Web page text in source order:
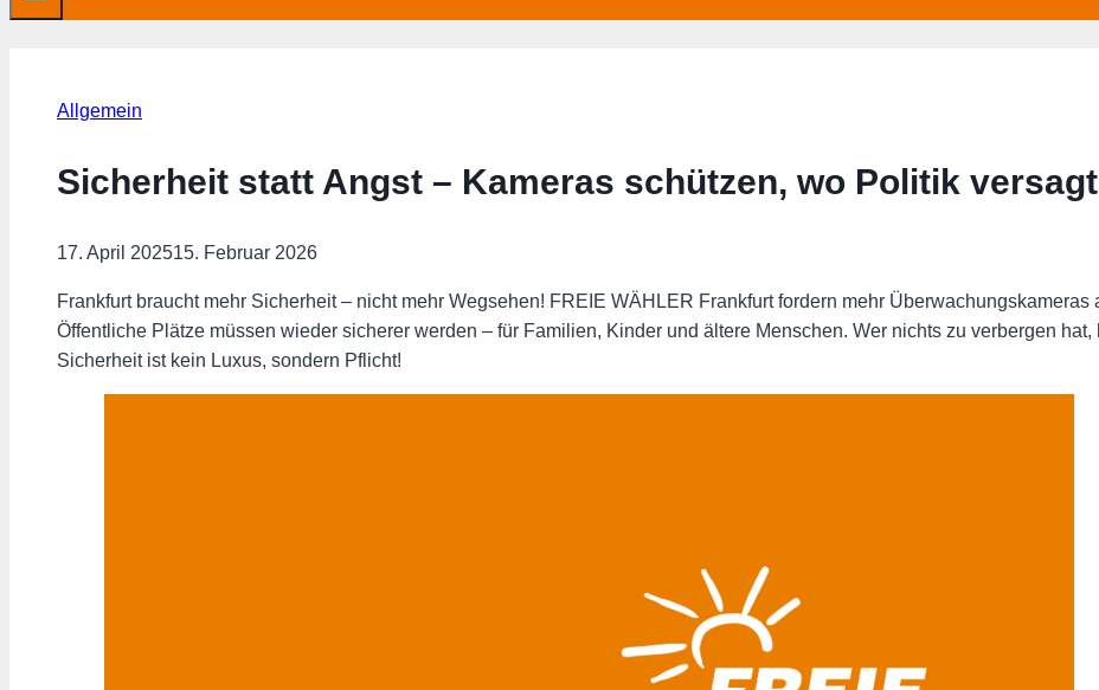
Allgemein
Sicherheit statt Angst – Kameras schützen, wo Politik
17. April 202515. Februar 2026
Frankfurt braucht mehr Sicherheit – nicht mehr Wegsehen! FREIE WÄHLER Frankfurt fordern mehr Überwachungskameras
Öffentliche Plätze müssen wieder sicherer werden – für Familien, Kinder und ältere Menschen. Wer nichts zu verbergen hat,
Sicherheit ist kein Luxus, sondern Pflicht!